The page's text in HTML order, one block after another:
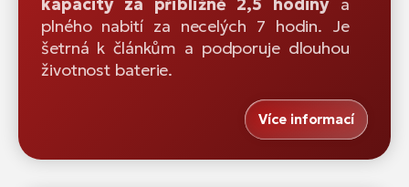
plného nabití za necelých 7 hodin. Je
šetrná k článkům a podporuje dlouhou
životnost baterie.
Více informací